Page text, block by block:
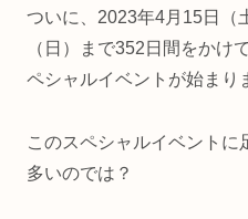
ついに、2023年4月15日（
（日）まで352日間をかけ
ペシャルイベントが始まり
このスペシャルイベントに
多いのでは？